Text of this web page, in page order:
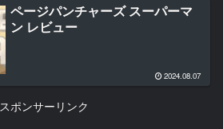
ページパンチャーズ スーパーマ
ン レビュー
2024.08.07
スポンサーリンク